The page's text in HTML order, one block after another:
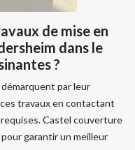
de mise en
dans le
?
par leur
travaux en contactant
Castel couverture
garantir un meilleur